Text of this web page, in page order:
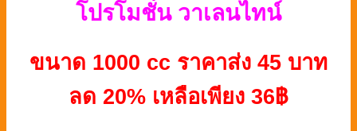
โปรโมชั่น วาเลนไทน์
ขนาด 1000 cc ราคาส่ง 45 บาท
ลด 20% เหลือเพียง 36฿